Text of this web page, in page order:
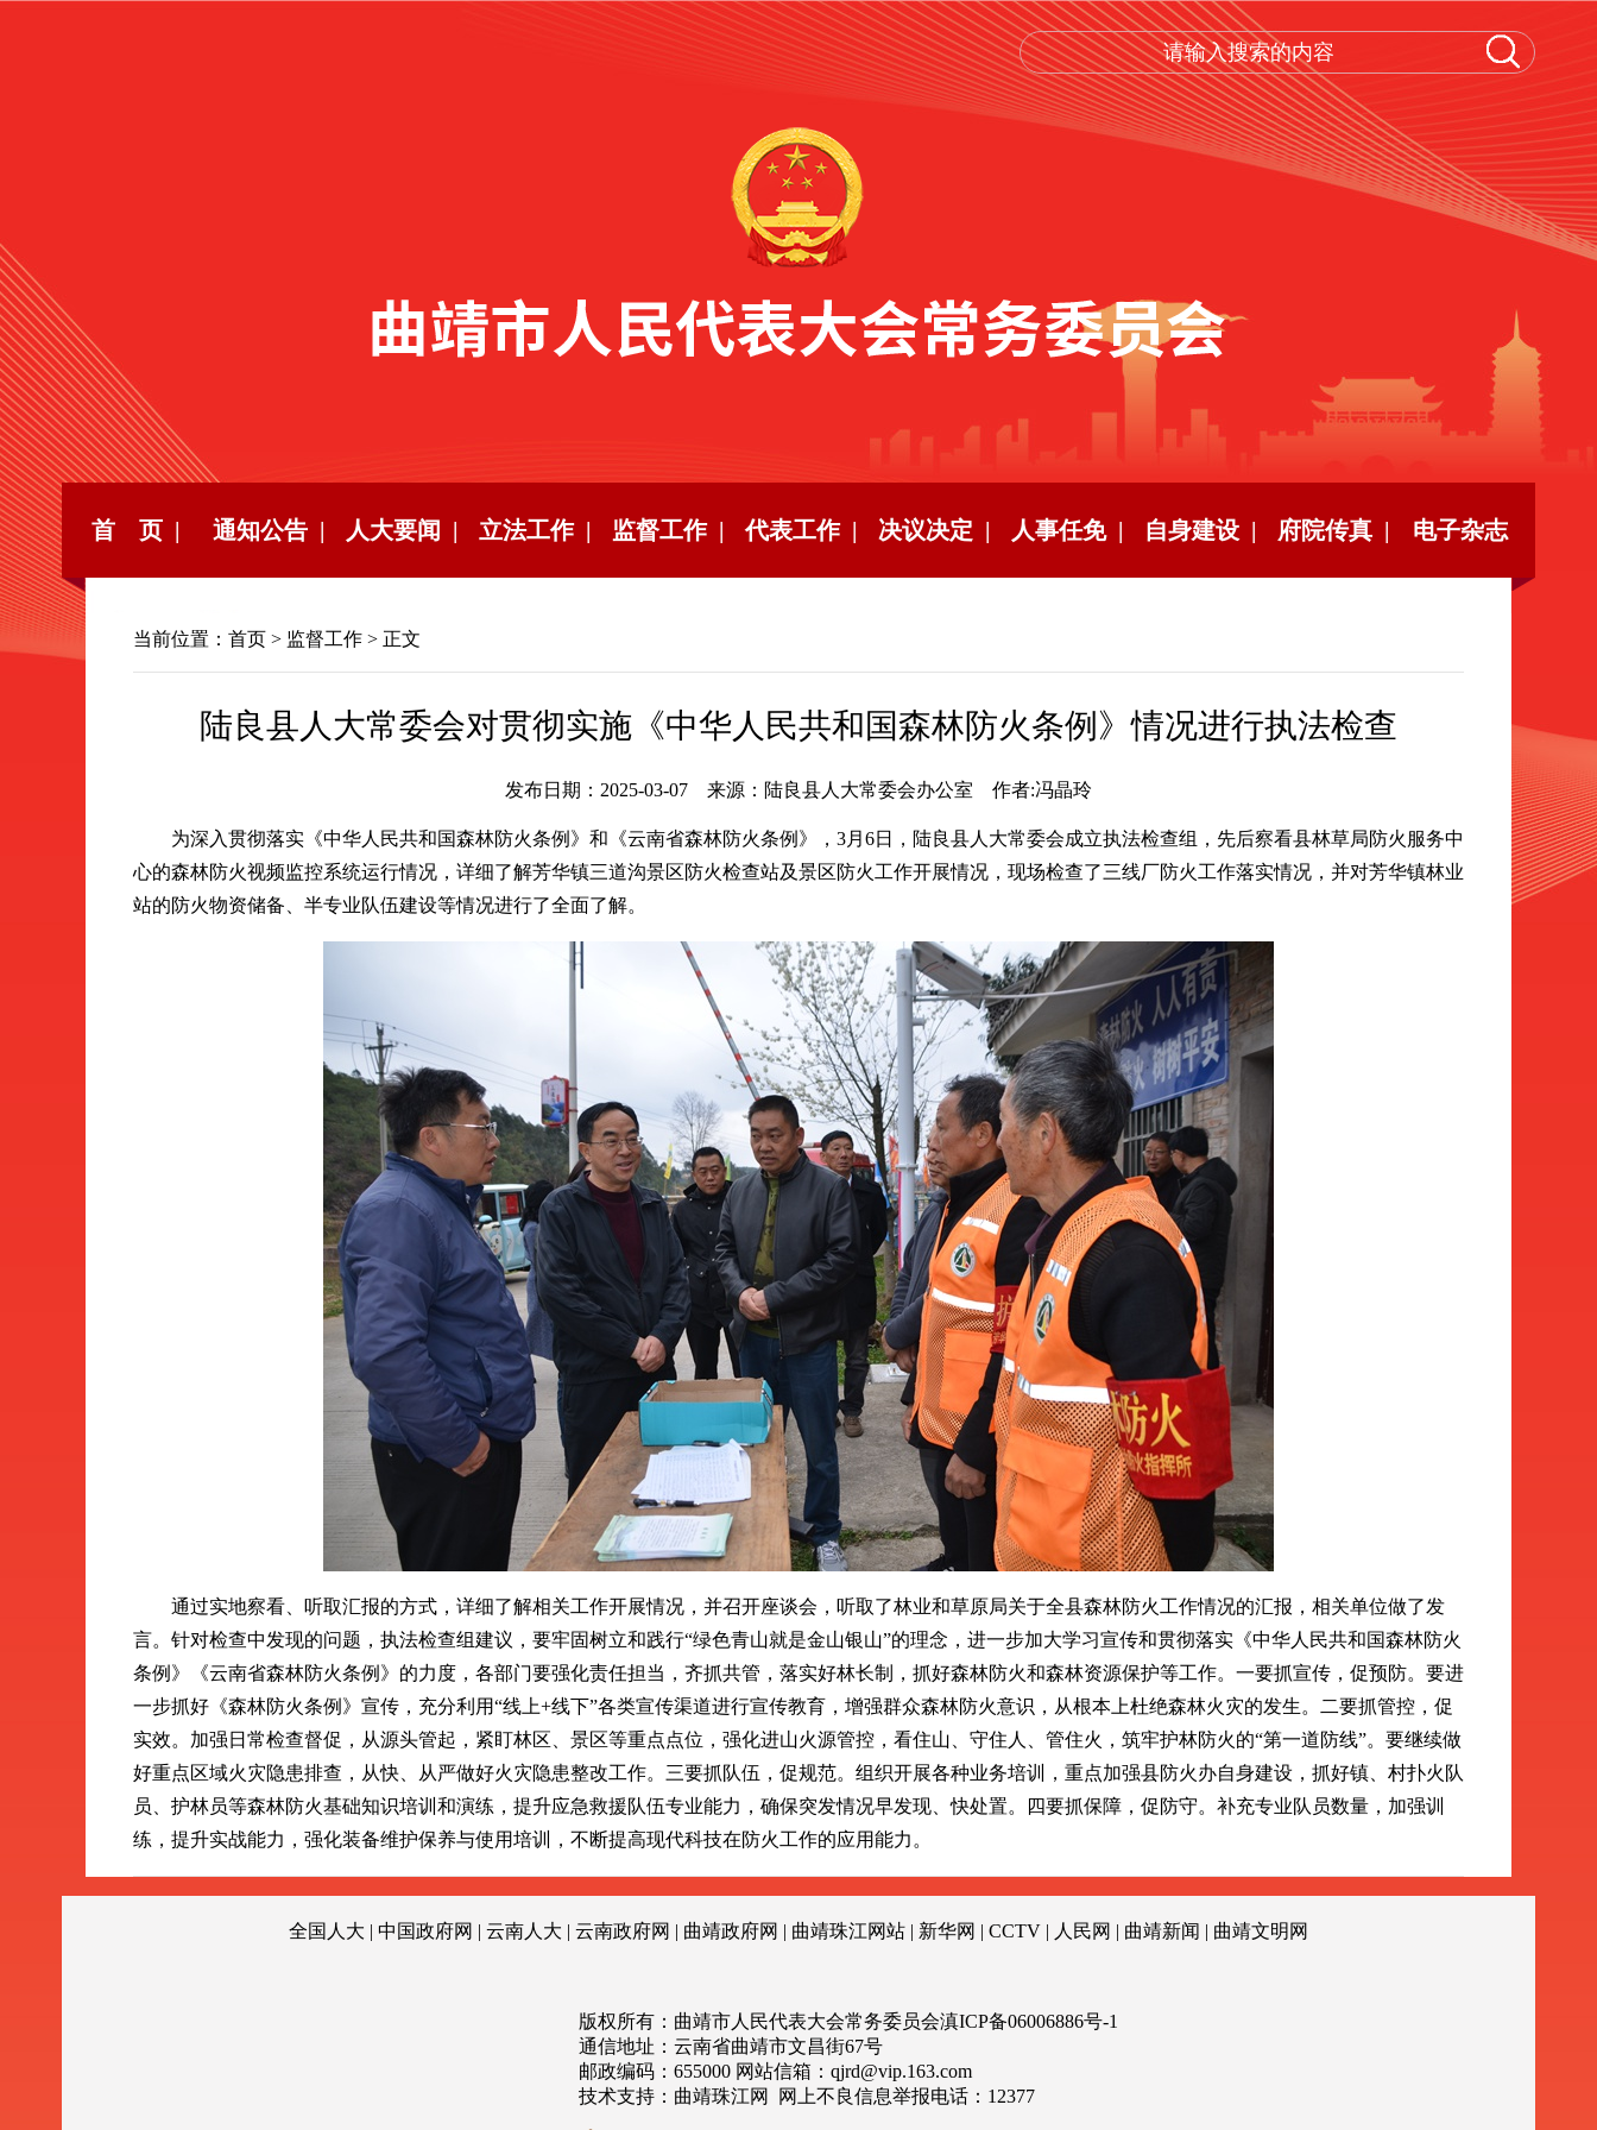
首 页 | 通知公告 | 人大要闻 | 立法工作 | 监督工作 | 代表工作 | 决议决定 | 人事任免 | 自身建设 | 府院传真 | 电子杂志
当前位置： 首页 > 监督工作 > 正文
陆良县人大常委会对贯彻实施《中华人民共和国森林防火条例》情况进行执法检查
发布日期：2025-03-07 来源：陆良县人大常委会办公室 作者:冯晶玲
为深入贯彻落实《中华人民共和国森林防火条例》和《云南省森林防火条例》，3月6日，陆良县人大常委会成立执法检查组，先后察看县林草局防火服务中
心的森林防火视频监控系统运行情况，详细了解芳华镇三道沟景区防火检查站及景区防火工作开展情况，现场检查了三线厂防火工作落实情况，并对芳华镇林业
站的防火物资储备、半专业队伍建设等情况进行了全面了解。
通过实地察看、听取汇报的方式，详细了解相关工作开展情况，并召开座谈会，听取了林业和草原局关于全县森林防火工作情况的汇报，相关单位做了发
言。针对检查中发现的问题，执法检查组建议，要牢固树立和践行“绿色青山就是金山银山”的理念，进一步加大学习宣传和贯彻落实《中华人民共和国森林防火
条例》《云南省森林防火条例》的力度，各部门要强化责任担当，齐抓共管，落实好林长制，抓好森林防火和森林资源保护等工作。一要抓宣传，促预防。要进
一步抓好《森林防火条例》宣传，充分利用“线上+线下”各类宣传渠道进行宣传教育，增强群众森林防火意识，从根本上杜绝森林火灾的发生。二要抓管控，促
实效。加强日常检查督促，从源头管起，紧盯林区、景区等重点点位，强化进山火源管控，看住山、守住人、管住火，筑牢护林防火的“第一道防线”。要继续做
好重点区域火灾隐患排查，从快、从严做好火灾隐患整改工作。三要抓队伍，促规范。组织开展各种业务培训，重点加强县防火办自身建设，抓好镇、村扑火队
员、护林员等森林防火基础知识培训和演练，提升应急救援队伍专业能力，确保突发情况早发现、快处置。四要抓保障，促防守。补充专业队员数量，加强训
练，提升实战能力，强化装备维护保养与使用培训，不断提高现代科技在防火工作的应用能力。
全国人大 | 中国政府网 | 云南人大 | 云南政府网 | 曲靖政府网 | 曲靖珠江网站 | 新华网 | CCTV | 人民网 | 曲靖新闻 | 曲靖文明网
版权所有：曲靖市人民代表大会常务委员会滇ICP备06006886号-1
通信地址：云南省曲靖市文昌街67号
邮政编码：655000 网站信箱： qjrd@vip.163.com
技术支持： 曲靖珠江网 网上不良信息举报电话： 12377